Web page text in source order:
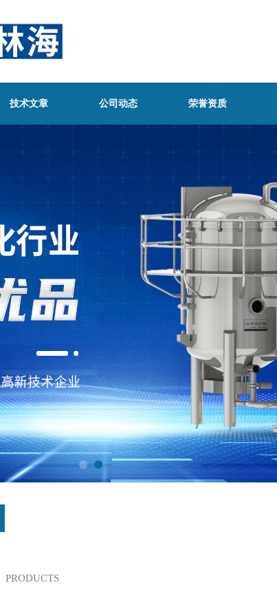
技术文章 公司动态 荣誉资质
PRODUCTS